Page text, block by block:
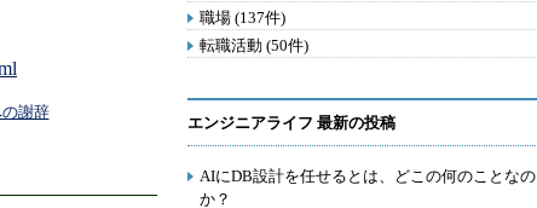
謝辞
職場 (137件)
転職活動 (50件)
エンジニアライフ 最新の投稿
AIにDB設計を任せるとは、どこの何のことなの
か？